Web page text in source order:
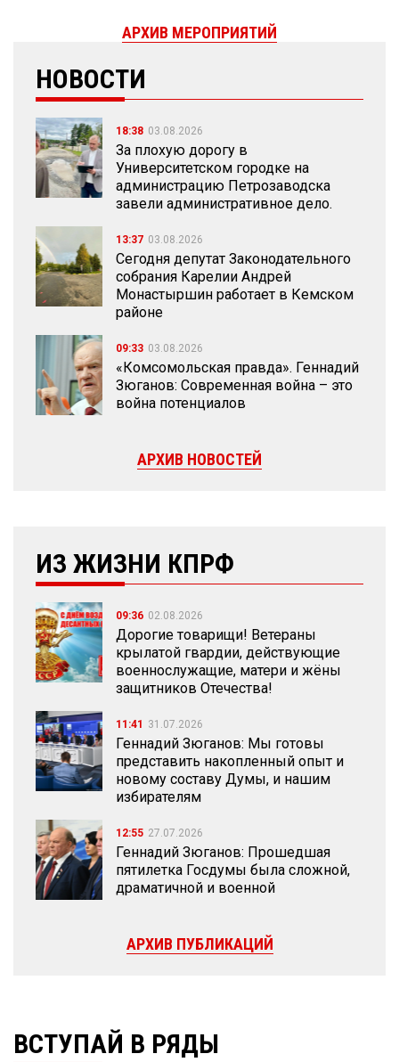
НОВОСТИ
18:38 03.08.2026
За плохую дорогу в
Университетском городке на
администрацию Петрозаводска
завели административное дело.
13:37 03.08.2026
Сегодня депутат Законодательного
собрания Карелии Андрей
Монастыршин работает в Кемском
районе
09:33 03.08.2026
«Комсомольская правда». Геннадий
Зюганов: Современная война – это
война потенциалов
АРХИВ НОВОСТЕЙ
ИЗ ЖИЗНИ КПРФ
09:36 02.08.2026
Дорогие товарищи! Ветераны
крылатой гвардии, действующие
военнослужащие, матери и жёны
защитников Отечества!
11:41 31.07.2026
Геннадий Зюганов: Мы готовы
представить накопленный опыт и
новому составу Думы, и нашим
избирателям
12:55 27.07.2026
Геннадий Зюганов: Прошедшая
пятилетка Госдумы была сложной,
драматичной и военной
АРХИВ ПУБЛИКАЦИЙ
АРХИВ МЕРОПРИЯТИЙ
ВСТУПАЙ В РЯДЫ